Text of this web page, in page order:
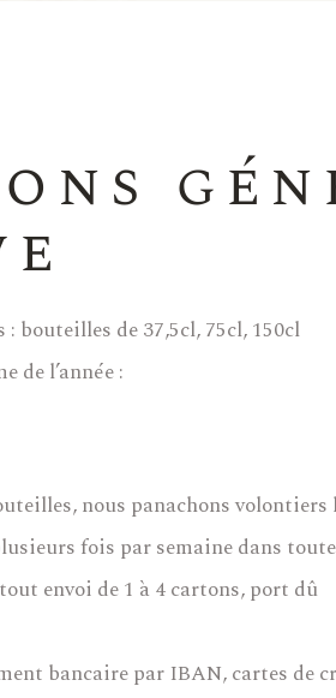
bouteilles de 37,5cl, 75cl, 150cl
de l’année :
nous panachons volontiers
fois par semaine dans
envoi de 1 à 4 cartons, port dû
bancaire par IBAN, cartes de